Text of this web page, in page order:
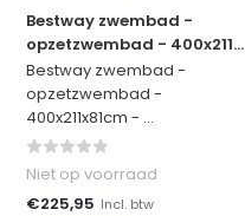
Bestway zwembad -
opzetzwembad - 400x211...
Bestway zwembad -
opzetzwembad -
400x211x81cm - ...
Niet op voorraad
€225,95 Incl. btw